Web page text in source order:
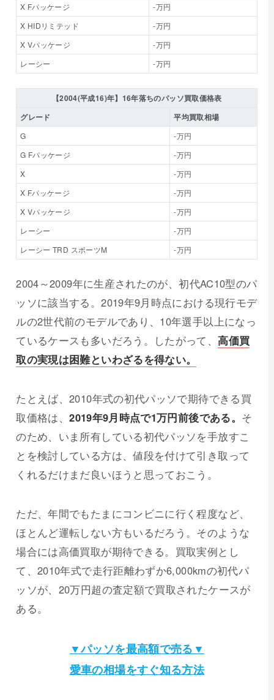
X Fパッケージ
-万円
X HIDリミテッド
-万円
X Vパッケージ
-万円
レーシー
-万円
【2004(平成16)年】16年落ちのパッソ買取価格表
グレード
平均買取相場
G
-万円
G Fパッケージ
-万円
X
-万円
X Fパッケージ
-万円
X Vパッケージ
-万円
レーシー
-万円
レーシー TRD スポーツM
-万円
2004～2009年に生産されたのが、初代AC10型のパ
ッソに該当する。2019年9月時点における現行モデ
ルの2世代前のモデルであり、10年選手以上になっ
ているケースも多いだろう。したがって、高価買
取の実現は困難といわざるを得ない。
たとえば、2010年式の初代パッソで期待できる買
取価格は、2019年9月時点で1万円前後である。 そ
のため、いま所有している初代パッソを手放すこ
とを検討している方は、値段を付けて引き取って
くれるだけまだ良いほうと思っておこう。
ただ、年間でもたまにコンビニに行く程度など、
ほとんど運転しない方もいるだろう。そのような
場合には高価買取が期待できる。買取実例とし
て、2010年式で走行距離わずか6,000kmの初代パ
ッソが、20万円超の査定額で買取されたケースが
ある。
▼パッソを最高額で売る▼
愛車の相場をすぐ知る方法